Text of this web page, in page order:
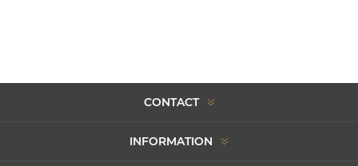
CONTACT
INFORMATION